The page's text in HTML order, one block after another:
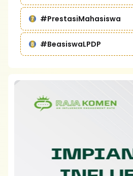
#PrestasiMahasiswa
#BeasiswaLPDP